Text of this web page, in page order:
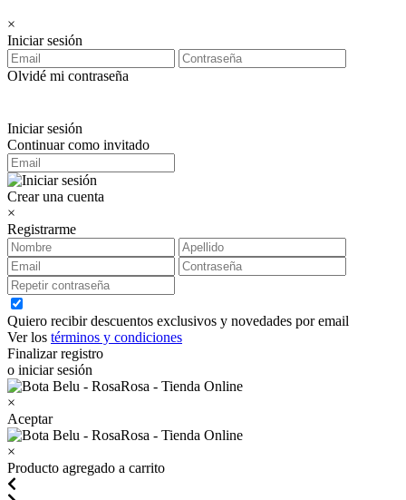
×
Iniciar sesión
Olvidé mi contraseña
Iniciar sesión
Continuar como invitado
Crear una cuenta
×
Registrarme
Quiero recibir descuentos exclusivos y novedades por email
Ver los términos y condiciones
Finalizar registro
o iniciar sesión
×
Aceptar
×
Producto agregado a carrito